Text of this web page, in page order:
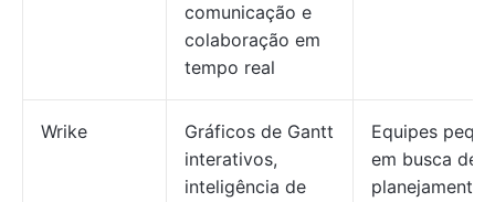
comunicação e
colaboração em
tempo real
Wrike
Gráficos de Gantt
interativos,
inteligência de
Equipes
em busca de
planejamento